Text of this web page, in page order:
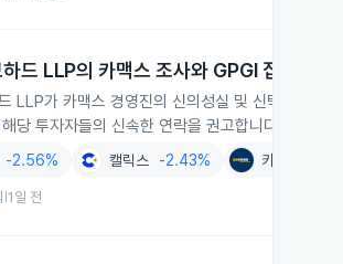
드 LLP의 카맥스 조사와 GPGI 집단소송
LLP가 카맥스 경영진의 신의성실 및 신탁 의무
당 투자자들의 신속한 연락을 권고합니다.
-2.56% 캘릭스 -2.43% 카맥스
1일 전